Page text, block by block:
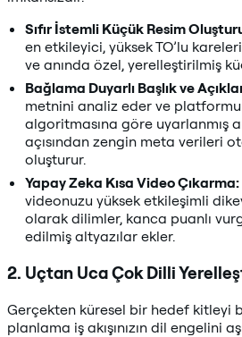
Sıfır İstemli Küçük Resim
en etkileyici, yüksek TO’lu
ve anında özel, yerelleştirilmiş
Bağlama Duyarlı Başlık ve
metnini analiz eder ve
algoritmasına göre uyarlanmış
açısından zengin meta verileri
oluşturur.
Yapay Zeka Kısa Video Çıkarma:
videonuzu yüksek etkileşimli
olarak dilimler, kanca puanlı
edilmiş altyazılar ekler.
2. Uçtan Uca Çok Dilli
Gerçekten küresel bir hedef kitleyi
planlama iş akışınızın dil engelini